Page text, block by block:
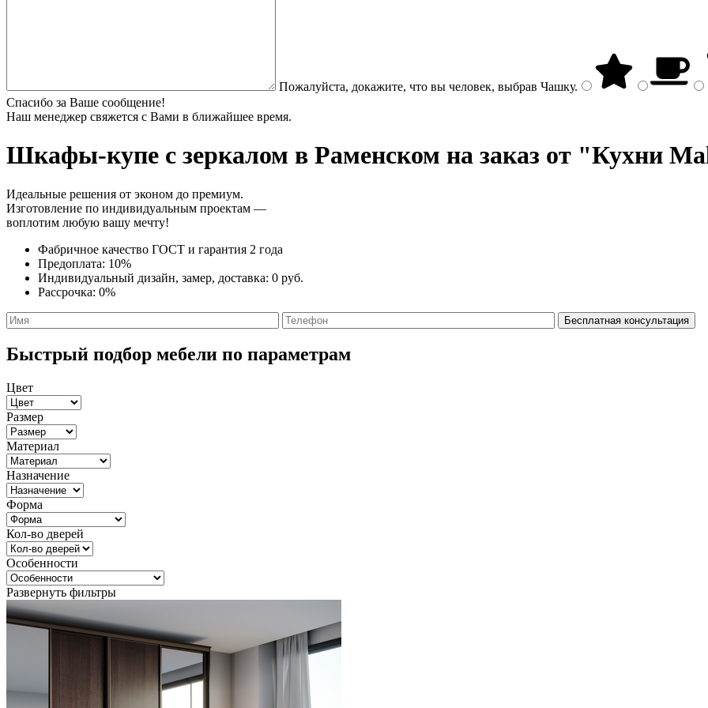
Пожалуйста, докажите, что вы человек, выбрав Чашку.
Спасибо за Ваше сообщение!
Наш менеджер свяжется с Вами в ближайшее время.
Шкафы-купе с зеркалом в Раменском на заказ от "Кухни
Идеальные решения от эконом до премиум.
Изготовление по индивидуальным проектам —
воплотим любую вашу мечту!
Фабричное качество ГОСТ и гарантия 2 года
Предоплата: 10%
Индивидуальный дизайн, замер, доставка: 0 руб.
Рассрочка: 0%
Быстрый подбор мебели по параметрам
Цвет
Размер
Материал
Назначение
Форма
Кол-во дверей
Особенности
Развернуть фильтры